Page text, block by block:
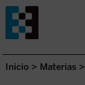
Saltar al contenido.
Inicio > Materias >